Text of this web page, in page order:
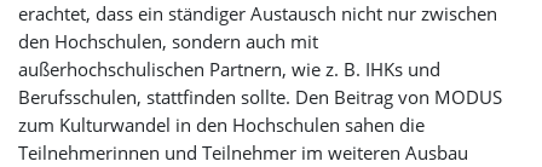
erachtet, dass ein ständiger Austausch nicht nur zwischen
den Hochschulen, sondern auch mit
außerhochschulischen Partnern, wie z. B. IHKs und
Berufsschulen, stattfinden sollte. Den Beitrag von MODUS
zum Kulturwandel in den Hochschulen sahen die
Teilnehmerinnen und Teilnehmer im weiteren Ausbau